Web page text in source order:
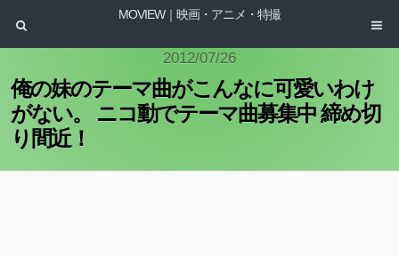
MOVIEW｜映画・アニメ・特撮
2012/07/26
俺の妹のテーマ曲がこんなに可愛いわけ
がない。 ニコ動でテーマ曲募集中 締め切
り間近！